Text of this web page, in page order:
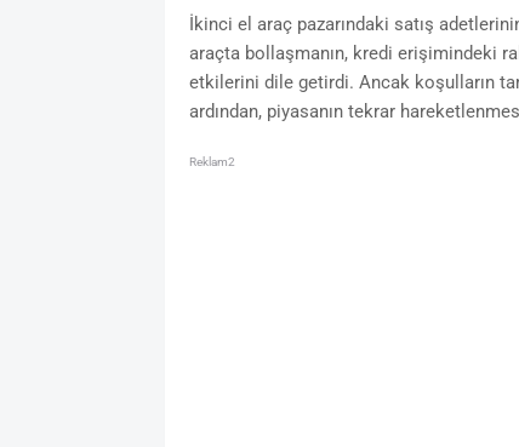
İkinci el araç pazarındaki satış
araçta bollaşmanın, kredi erişimindeki
etkilerini dile getirdi. Ancak koşulların
ardından, piyasanın tekrar
Reklam2